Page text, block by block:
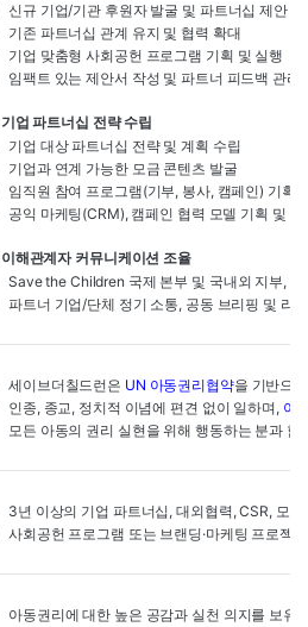
신규 기업/기관 후원자 발굴 및 파트너십 제안
기존 파트너십 관계 유지 및 협력 확대
기업 맞춤형 사회공헌 프로그램 기획 및 실행
임팩트 있는 제안서 작성 및 파트너 피드백 관리
기업 파트너십 전략 수립
기업 대상 파트너십 전략 및 계획 수립
기업과 연계 가능한 모금 콘텐츠 발굴
임직원 참여 프로그램(기부, 봉사, 캠페인) 기획
공익 마케팅(CRM), 캠페인 협력 모델 기획 및 실
이해관계자 커뮤니케이션 조율
Save the Children 국제 본부 및 국내외 지부,
파트너 기업/단체 정기 소통, 공동 브리핑 및 리
세이브더칠드런은 UN 아동권리협약을 기반으
인종, 종교, 정치적 이념에 편견 없이 일하며, 아
모든 아동의 권리 실현을 위해 행동하는 분과 함
3년 이상의 기업 파트너십, 대외협력, CSR, 모
사회공헌 프로그램 또는 브랜딩·마케팅 프로젝
아동권리에 대한 높은 공감과 실천 의지를 보유